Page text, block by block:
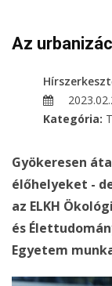
Az
Kategória:
Gyökeresen
élőhelyeket -
az ELKH
és
Egyetem